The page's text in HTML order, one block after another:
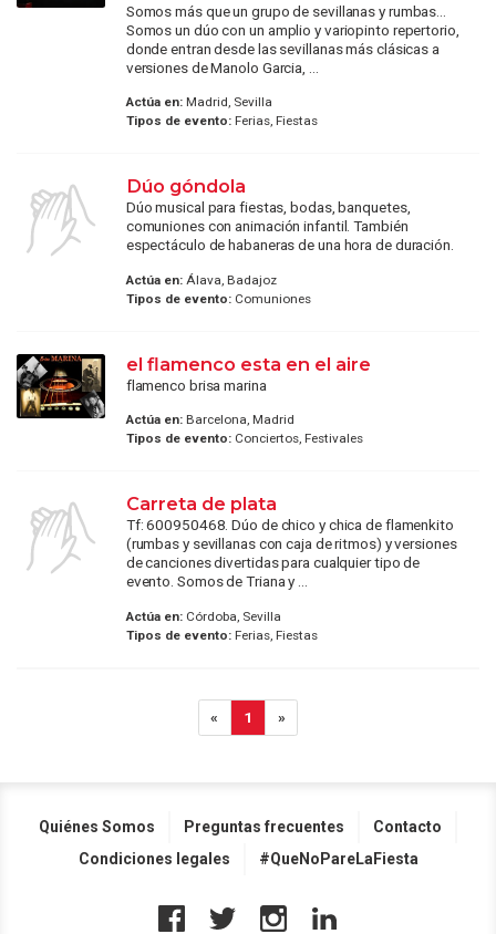
Somos más que un grupo de sevillanas y rumbas...
Somos un dúo con un amplio y variopinto repertorio,
donde entran desde las sevillanas más clásicas a
versiones de Manolo Garcia, ...
Actúa en:Madrid, Sevilla
Tipos de evento:Ferias, Fiestas
Dúo góndola
Dúo musical para fiestas, bodas, banquetes,
comuniones con animación infantil. También
espectáculo de habaneras de una hora de duración.
Actúa en:Álava, Badajoz
Tipos de evento:Comuniones
el flamenco esta en el aire
flamenco brisa marina
Actúa en:Barcelona, Madrid
Tipos de evento:Conciertos, Festivales
Carreta de plata
Tf: 600950468. Dúo de chico y chica de flamenkito
(rumbas y sevillanas con caja de ritmos) y versiones
de canciones divertidas para cualquier tipo de
evento. Somos de Triana y ...
Actúa en:Córdoba, Sevilla
Tipos de evento:Ferias, Fiestas
« 1 »
Quiénes Somos Preguntas frecuentes
Contacto
Condiciones legales
#QueNoPareLaFiesta